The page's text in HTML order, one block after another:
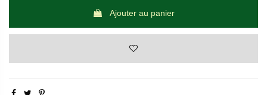
Ajouter au panier